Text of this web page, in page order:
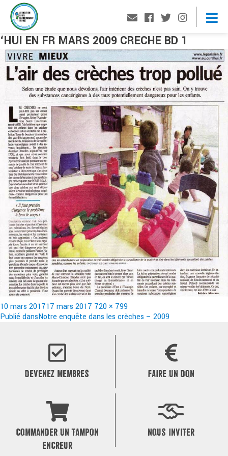
‘HUI EN FR MARS 2009 CRECHE BD 1
Publié
le
10 mars 201717 mars 2017 Taille
réelle
720 × 799
Navigation
Publié dansNotre enquête dans les crèches – 2009
DEVENEZ MEMBRES FAIRE UN DON
COMMANDER UN TAMPON
ENCREUR
NOUS INVITER